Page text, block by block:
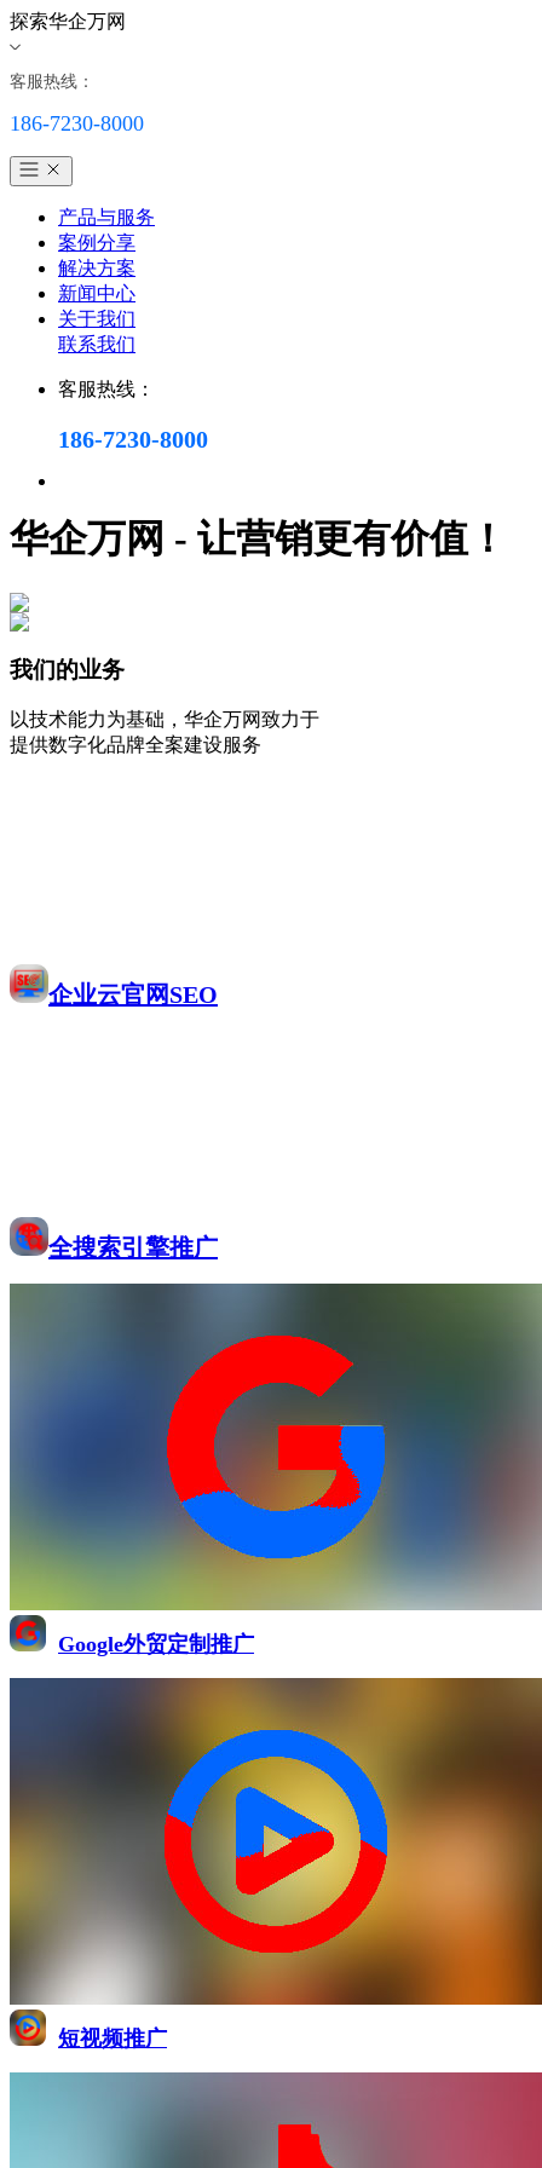
探索华企万网
客服热线：
186-7230-8000
产品与服务
案例分享
解决方案
新闻中心
关于我们
联系我们
客服热线：
186-7230-8000
华企万网 - 让营销更有价值！
我们的业务
以技术能力为基础，华企万网致力于
提供数字化品牌全案建设服务
企业云官网SEO
全搜索引擎推广
Google外贸定制推广
短视频推广